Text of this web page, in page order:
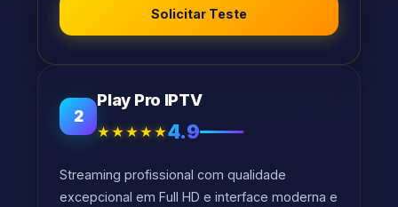
Solicitar Teste
2
Play Pro IPTV
★★★★★4.9
Streaming profissional com qualidade
excepcional em Full HD e interface moderna e